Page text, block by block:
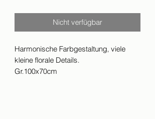
Nicht verfügbar
Harmonische Farbgestaltung, viele
kleine florale Details.
Gr.100x70cm